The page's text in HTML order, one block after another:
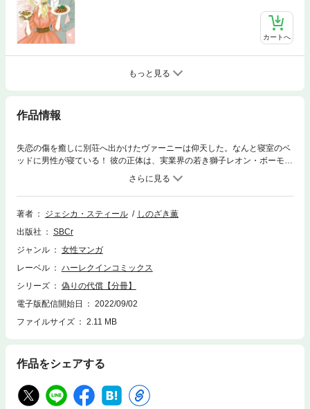
カートへ
もっと見る
作品情報
失恋の傷を癒しに別荘へ出かけたヴァーニーは仰天した。なんと寝室のベ
ッドに男性が寝ている！ 彼の正体は、実業界の若き獅子レオン・ボーモン
ト。ヴァーニーの兄ジョンの雇主だ。最近、不倫疑惑でマスコミに追いか
けられていた彼は、兄の勧めでここに身をひそめていたらしい。ヴァーニ
ーは、自分はジョンの妹だと名乗るが、レオンはそれをまるで信じず、家
政婦か何かだと思いこんでいる。ヴァーニーは彼に勘違いされたまま、な
著者 ジェシカ・スティール
しのざき薫
出版社
SBCr
ジャンル
女性マンガ
レーベル
ハーレクインコミックス
シリーズ
偽りの代償【分冊】
電子版配信開始日
2022/09/02
ファイルサイズ
2.11 MB
作品をシェアする